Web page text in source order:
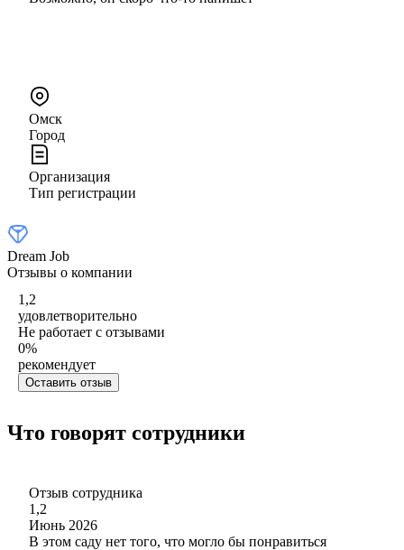
Омск
Город
Организация
Тип регистрации
Dream Job
Отзывы о компании
1,2
удовлетворительно
Не работает с отзывами
0%
рекомендует
Оставить отзыв
Что говорят сотрудники
Отзыв сотрудника
1,2
Июнь 2026
В этом саду нет того, что могло бы понравиться